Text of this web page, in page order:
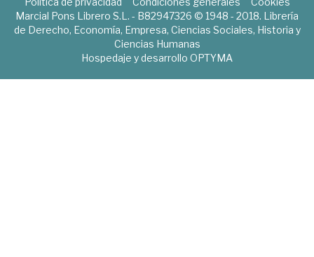
Marcial Pons Librero S.L. - B82947326 © 1948 - 2018. Librería
de Derecho, Economía, Empresa, Ciencias Sociales, Historia y
Ciencias Humanas
Hospedaje y desarrollo OPTYMA